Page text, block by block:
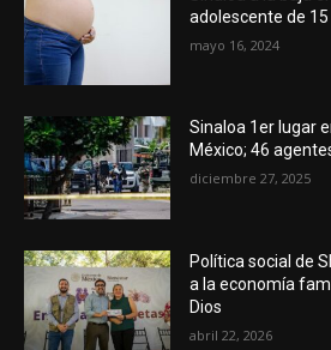
adolescente de 15
mayo 16, 2024
Sinaloa 1er lugar
México; 46
diciembre 27, 2025
Política social de
a la economía
Dios
abril 22, 2026